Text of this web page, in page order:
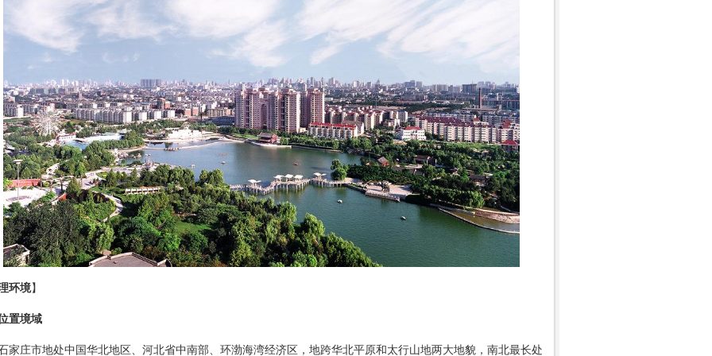
环境】
置境域
庄市地处中国华北地区、河北省中南部、环渤海湾经济区，地跨华北平原和太行山地两大地貌，南北最长处